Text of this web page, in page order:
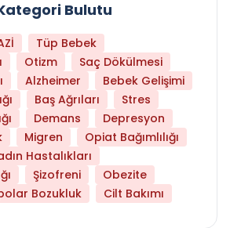
Bulutu
Tüp Bebek
Otizm
Saç Dökülmesi
Alzheimer
Bebek Gelişimi
Baş Ağrıları
Stres
Demans
Depresyon
Migren
Opiat Bağımlılığı
Hastalıkları
Şizofreni
Obezite
Bozukluk Cilt Bakımı